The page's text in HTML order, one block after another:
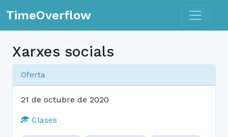
TimeOverflow Toggle
Xarxes socials
Oferta
21 de octubre de 2020
Clases